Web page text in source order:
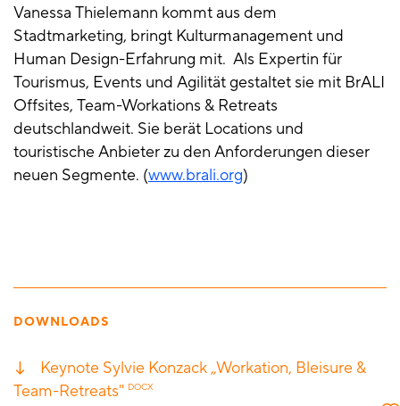
Vanessa Thielemann kommt aus dem
Stadtmarketing, bringt Kulturmanagement und
Human Design-Erfahrung mit. Als Expertin für
Tourismus, Events und Agilität gestaltet sie mit BrALI
Offsites, Team-Workations & Retreats
deutschlandweit. Sie berät Locations und
touristische Anbieter zu den Anforderungen dieser
neuen Segmente. (www.brali.org)
DOWNLOADS
Keynote Sylvie Konzack „Workation, Bleisure &
Team-Retreats" DOCX